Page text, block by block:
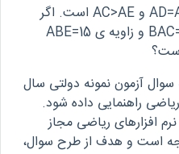
در شکل داده شده AB=AC و AD=AE و AC>AE است. اگر
زاویه ی ADE=70 و زوایه ی BAC=40 و زاویه ی ABE=15
آزمون نمونه دولتی سال
راهنمایی داده شود.
افزارهای ریاضی مجاز
ضمنا پاسخ نهایی ۲۵ درجه است و هدف از طرح سوال،